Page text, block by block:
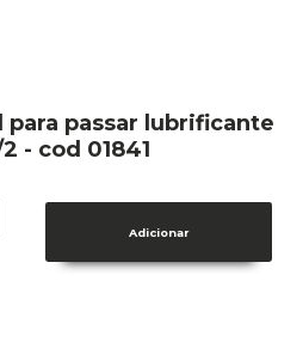
para passar lubrificante
- cod 01841